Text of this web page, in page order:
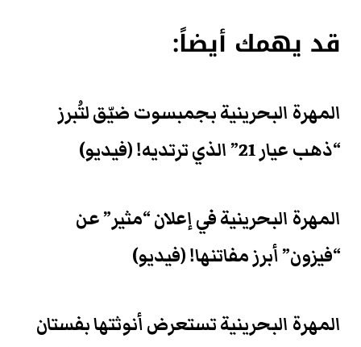
قد يهمك أيضاً:
المهرة البحرينية بجمبسوت ضيّق لتُبرز
“ذهب عيار 21” الذي ترتديه! (فيديو)
المهرة البحرينية في إعلان “مثير” عن
“فيزون” أبرز مفاتنها! (فيديو)
المهرة البحرينية تستعرض أنوثتها بفستان